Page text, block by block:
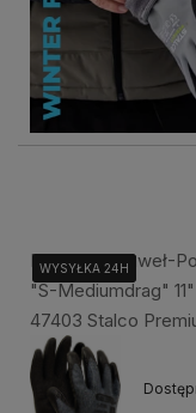
Rękawice Baweł-
"S-Mediumdrag"
47403 Stalco
WYSYŁKA 24H
WYSYŁKA 24H
WYSYŁKA 24H